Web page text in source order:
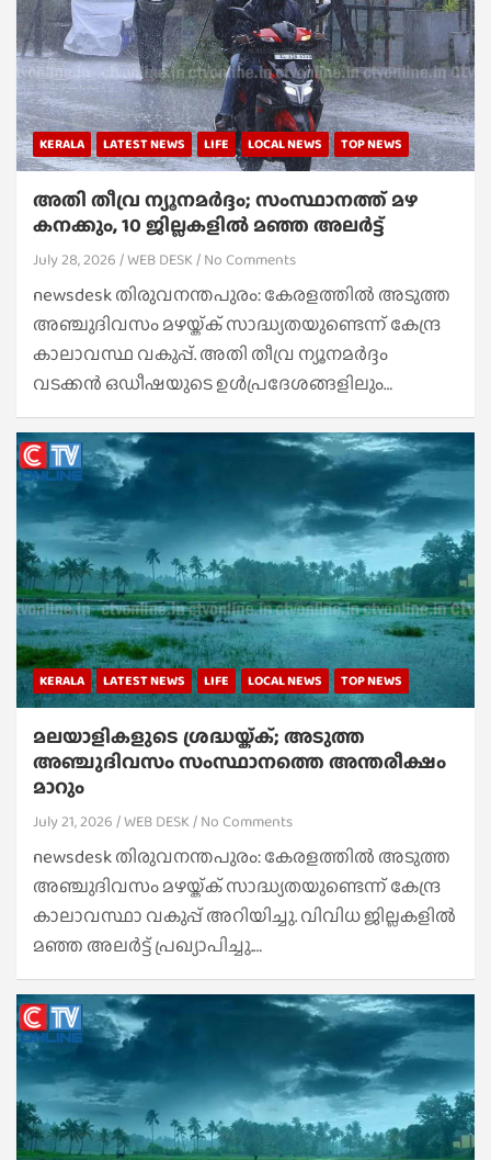
KERALA LATEST NEWS LIFE LOCAL NEWS TOP NEWS
അതി തീവ്ര ന്യൂനമർദ്ദം; സംസ്ഥാനത്ത് മഴ
കനക്കും, 10 ജില്ലകളിൽ മഞ്ഞ അലർട്ട്
July 28, 2026 WEB DESK No Comments
newsdesk തിരുവനന്തപുരം: കേരളത്തിൽ അടുത്ത
അഞ്ചുദിവസം മഴയ്ക്ക് സാദ്ധ്യതയുണ്ടെന്ന് കേന്ദ്ര
കാലാവസ്ഥ വകുപ്പ്. അതി തീവ്ര ന്യൂനമർദ്ദം
വടക്കൻ ഒഡീഷയുടെ ഉൾപ്രദേശങ്ങളിലും…
KERALA LATEST NEWS LIFE LOCAL NEWS TOP NEWS
മലയാളികളുടെ ശ്രദ്ധയ്ക്ക്; അടുത്ത
അഞ്ചുദിവസം സംസ്ഥാനത്തെ അന്തരീക്ഷം
മാറും
July 21, 2026 WEB DESK No Comments
newsdesk തിരുവനന്തപുരം: കേരളത്തിൽ അടുത്ത
അഞ്ചുദിവസം മഴയ്ക്ക് സാദ്ധ്യതയുണ്ടെന്ന് കേന്ദ്ര
കാലാവസ്ഥാ വകുപ്പ് അറിയിച്ചു. വിവിധ ജില്ലകളിൽ
മഞ്ഞ അലർട്ട് പ്രഖ്യാപിച്ചു.…